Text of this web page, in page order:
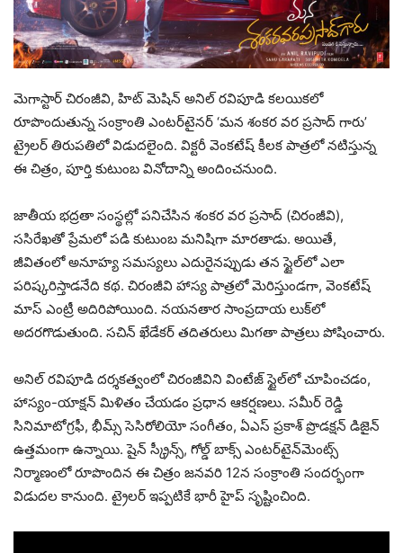
మెగాస్టార్ చిరంజీవి, హిట్ మెషిన్ అనిల్ రవిపూడి కలయికలో
రూపొందుతున్న సంక్రాంతి ఎంటర్‌టైనర్ ‘మన శంకర వర ప్రసాద్ గారు’
ట్రైలర్ తిరుపతిలో విడుదలైంది. విక్టరీ వెంకటేష్ కీలక పాత్రలో నటిస్తున్న
ఈ చిత్రం, పూర్తి కుటుంబ వినోదాన్ని అందించనుంది.
జాతీయ భద్రతా సంస్థల్లో పనిచేసిన శంకర వర ప్రసాద్ (చిరంజీవి),
ససిరేఖతో ప్రేమలో పడి కుటుంబ మనిషిగా మారతాడు. అయితే,
జీవితంలో అనూహ్య సమస్యలు ఎదురైనప్పుడు తన స్టైల్‌లో ఎలా
పరిష్కరిస్తాడనేది కథ. చిరంజీవి హాస్య పాత్రలో మెరిస్తుండగా, వెంకటేష్
మాస్ ఎంట్రీ అదిరిపోయింది. నయనతార సాంప్రదాయ లుక్‌లో
అదరగొడుతుంది. సచిన్ ఖేడేకర్ తదితరులు మిగతా పాత్రలు పోషించారు.
అనిల్ రవిపూడి దర్శకత్వంలో చిరంజీవిని వింటేజ్ స్టైల్‌లో చూపించడం,
హాస్యం-యాక్షన్ మిళితం చేయడం ప్రధాన ఆకర్షణలు. సమీర్ రెడ్డి
సినిమాటోగ్రఫీ, భీమ్స్ సెసిరోలియో సంగీతం, ఏఎస్ ప్రకాశ్ ప్రొడక్షన్ డిజైన్
ఉత్తమంగా ఉన్నాయి. షైన్ స్క్రీన్స్, గోల్డ్ బాక్స్ ఎంటర్‌టైన్‌మెంట్స్
నిర్మాణంలో రూపొందిన ఈ చిత్రం జనవరి 12న సంక్రాంతి సందర్భంగా
విడుదల కానుంది. ట్రైలర్ ఇప్పటికే భారీ హైప్ సృష్టించింది.